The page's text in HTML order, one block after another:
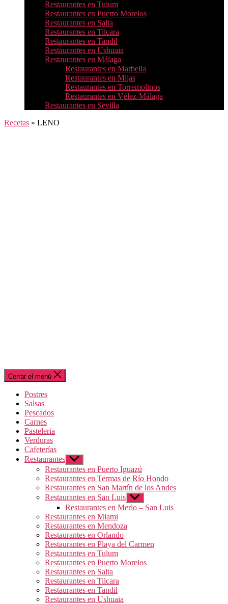
Restaurantes en Tulum
Restaurantes en Puerto Morelos
Restaurantes en Salta
Restaurantes en Tilcara
Restaurantes en Tandil
Restaurantes en Ushuaia
Restaurantes en Málaga
Restaurantes en Marbella
Restaurantes en Mijas
Restaurantes en Torremolinos
Restaurantes en Vélez-Málaga
Restaurantes en Sevilla
Recetas » LENO
Cerrar el menú
Postres
Salsas
Pescados
Carnes
Pasteleria
Verduras
Cafeterías
Restaurantes Mostrar
el
submenú
Restaurantes en Puerto Iguazú
Restaurantes en Termas de Río Hondo
Restaurantes en San Martín de los Andes
Restaurantes en San Luis Mostrar
el
submenú
Restaurantes en Merlo – San Luis
Restaurantes en Miami
Restaurantes en Mendoza
Restaurantes en Orlando
Restaurantes en Playa del Carmen
Restaurantes en Tulum
Restaurantes en Puerto Morelos
Restaurantes en Salta
Restaurantes en Tilcara
Restaurantes en Tandil
Restaurantes en Ushuaia